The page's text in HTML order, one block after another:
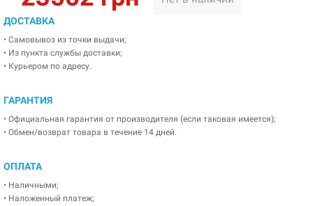
ДОСТАВКА
• Самовывоз из точки выдачи;
• Из пункта службы доставки;
• Курьером по адресу.
ГАРАНТИЯ
• Официальная гарантия от производителя (если таковая имеется);
• Обмен/возврат товара в течение 14 дней.
ОПЛАТА
• Наличными;
• Наложенный платеж;